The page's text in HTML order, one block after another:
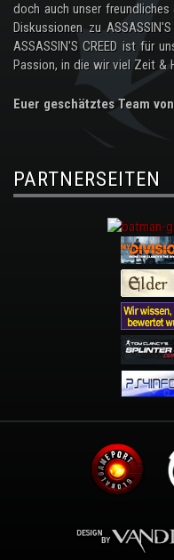
doch auch unser
Diskussionen zu
ASSASSIN'S CREED ist für
Passion, in die wir viel Zeit &
Euer geschätztes Team von
PARTNERSEITEN